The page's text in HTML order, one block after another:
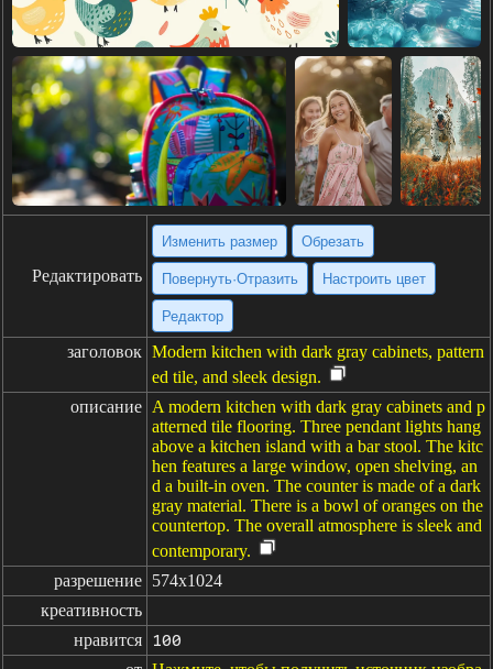
Редактировать
Изменить размер Обрезать
Повернуть·Отразить Настроить цвет
Редактор
заголовок Modern kitchen with dark gray cabinets, pattern
ed tile, and sleek design.
описание A modern kitchen with dark gray cabinets and p
atterned tile flooring. Three pendant lights hang
above a kitchen island with a bar stool. The kitc
hen features a large window, open shelving, an
d a built-in oven. The counter is made of a dark
gray material. There is a bowl of oranges on the
countertop. The overall atmosphere is sleek and
contemporary.
разрешение 574x1024
креативность
нравится
100